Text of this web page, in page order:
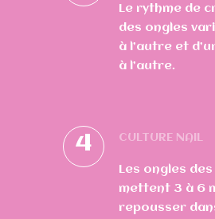
Le rythme de
des ongles
à l’autre et
à l’autre.
4 CULTURE NAIL
Les ongles
mettent 3 à 6
repousser